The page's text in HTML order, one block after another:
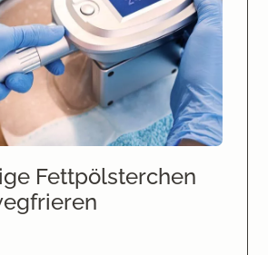
Fettpölsterchen